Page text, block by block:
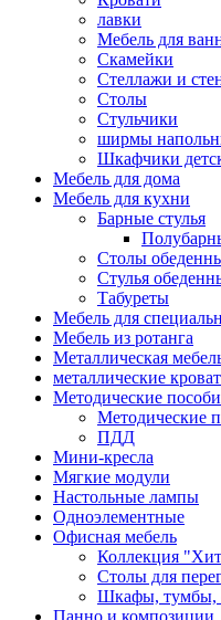
лавки
Мебель для
Скамейки
Стеллажи и
Столы
Стульчики
ширмы
Шкафчики
Мебель для дома
Мебель для кухни
Барные стулья
Столы
Стулья
Табуреты
Мебель для
Мебель из ротанга
Металлическая
металлические
Методические
Методические
ПДД
Мини-кресла
Мягкие модули
Настольные лампы
Одноэлементные
Офисная мебель
Коллекция
Столы для
Шкафы, тумбы,
Панно и композиции